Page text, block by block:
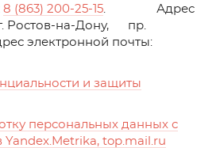
8 (863) 200-25-15. Адрес
Ростов-на-Дону, пр.
электронной почты:
и защиты
персональных данных с
top.mail.ru